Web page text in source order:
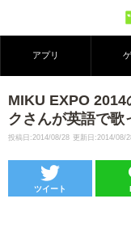
アプリ
MIKU EXPO 2014
クさんが英語で歌
投稿日:2014/08/28 更新日:2014/08/
ツイート